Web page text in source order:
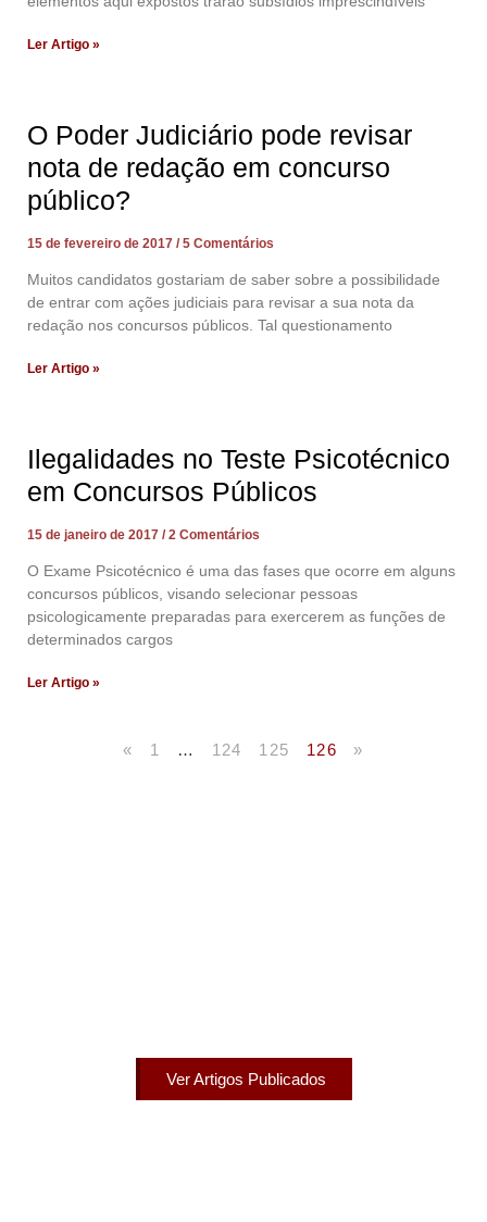
Ler Artigo »
O Poder Judiciário pode revisar
nota de redação em concurso
público?
15 de fevereiro de 2017 5 Comentários
Muitos candidatos gostariam de saber sobre a possibilidade
de entrar com ações judiciais para revisar a sua nota da
redação nos concursos públicos. Tal questionamento
Ler Artigo »
Ilegalidades no Teste Psicotécnico
em Concursos Públicos
15 de janeiro de 2017 2 Comentários
O Exame Psicotécnico é uma das fases que ocorre em alguns
concursos públicos, visando selecionar pessoas
psicologicamente preparadas para exercerem as funções de
determinados cargos
Ler Artigo »
« 1 … 124 125 126 »
Ver Artigos Publicados